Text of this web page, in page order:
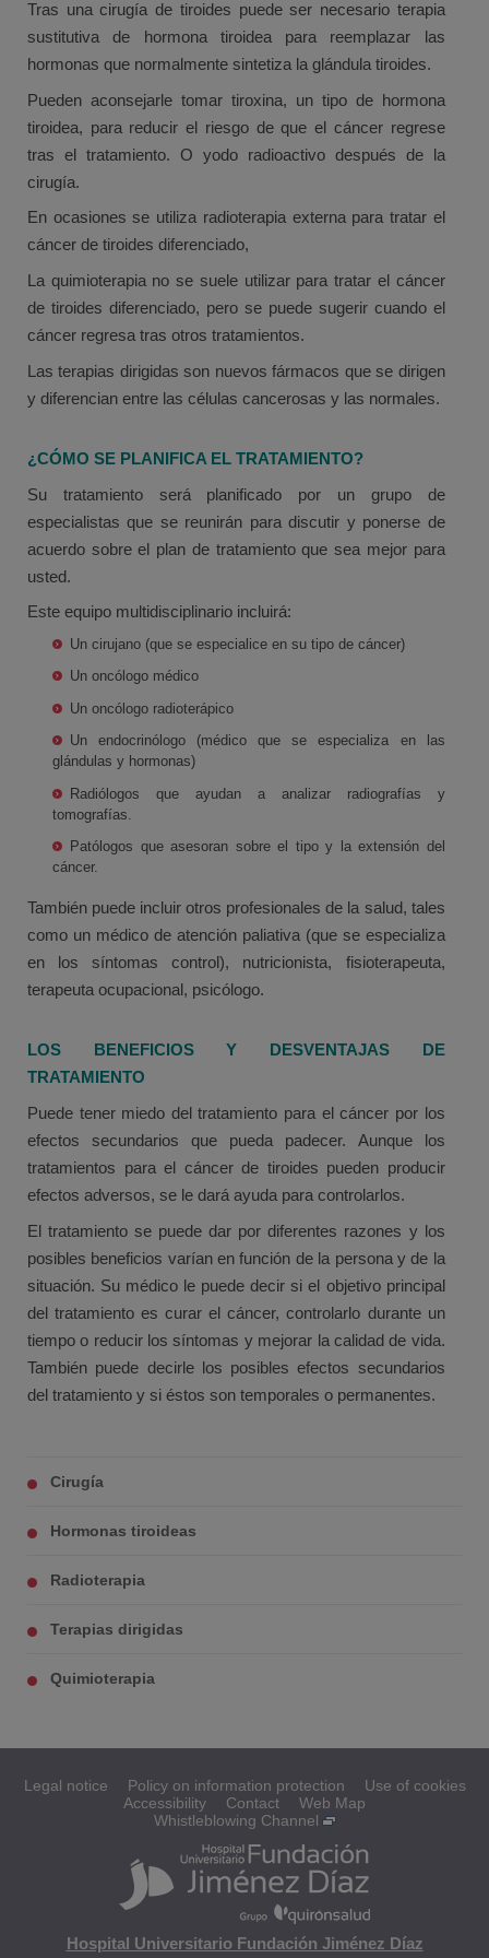
Tras una cirugía de tiroides puede ser necesario terapia
sustitutiva de hormona tiroidea para reemplazar las
hormonas que normalmente sintetiza la glándula tiroides.
Pueden aconsejarle tomar tiroxina, un tipo de hormona
tiroidea, para reducir el riesgo de que el cáncer regrese
tras el tratamiento. O yodo radioactivo después de la
cirugía.
En ocasiones se utiliza radioterapia externa para tratar el
cáncer de tiroides diferenciado,
La quimioterapia no se suele utilizar para tratar el cáncer
de tiroides diferenciado, pero se puede sugerir cuando el
cáncer regresa tras otros tratamientos.
Las terapias dirigidas son nuevos fármacos que se dirigen
y diferencian entre las células cancerosas y las normales.
¿CÓMO SE PLANIFICA EL TRATAMIENTO?
Su tratamiento será planificado por un grupo de
especialistas que se reunirán para discutir y ponerse de
acuerdo sobre el plan de tratamiento que sea mejor para
usted.
Este equipo multidisciplinario incluirá:
Un cirujano (que se especialice en su tipo de cáncer)
Un oncólogo médico
Un oncólogo radioterápico
Un endocrinólogo (médico que se especializa en las
glándulas y hormonas)
Radiólogos que ayudan a analizar radiografías y
tomografías.
Patólogos que asesoran sobre el tipo y la extensión del
cáncer.
También puede incluir otros profesionales de la salud, tales
como un médico de atención paliativa (que se especializa
en los síntomas control), nutricionista, fisioterapeuta,
terapeuta ocupacional, psicólogo.
LOS BENEFICIOS Y DESVENTAJAS DE
TRATAMIENTO
Puede tener miedo del tratamiento para el cáncer por los
efectos secundarios que pueda padecer. Aunque los
tratamientos para el cáncer de tiroides pueden producir
efectos adversos, se le dará ayuda para controlarlos.
El tratamiento se puede dar por diferentes razones y los
posibles beneficios varían en función de la persona y de la
situación. Su médico le puede decir si el objetivo principal
del tratamiento es curar el cáncer, controlarlo durante un
tiempo o reducir los síntomas y mejorar la calidad de vida.
También puede decirle los posibles efectos secundarios
del tratamiento y si éstos son temporales o permanentes.
Cirugía
Hormonas tiroideas
Radioterapia
Terapias dirigidas
Quimioterapia
Legal notice Policy on information protection
Use of cookies
Accessibility
Contact
Web Map
Whistleblowing Channel
Hospital Universitario Fundación Jiménez Díaz